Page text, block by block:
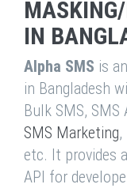
IN
Alpha SMS is
in Bangladesh
Bulk SMS, SMS
SMS Marketing
etc. It provides
API for